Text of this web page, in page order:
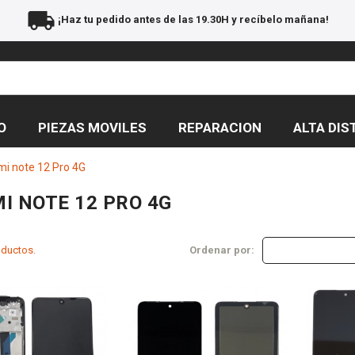
local_shipping ¡Haz tu pedido antes de las 19.30H y recíbelo mañana!
PIEZAS MOVILES REPARACION ALTA
note 12 Pro 4G
NOTE 12 PRO 4G
Ordenar por: